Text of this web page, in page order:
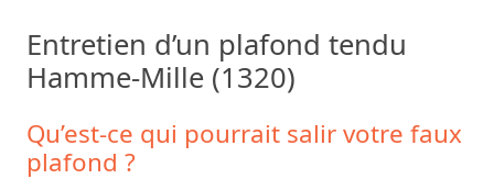
Entretien d’un plafond tendu
Hamme-Mille (1320)
Qu’est-ce qui pourrait salir votre faux
plafond ?